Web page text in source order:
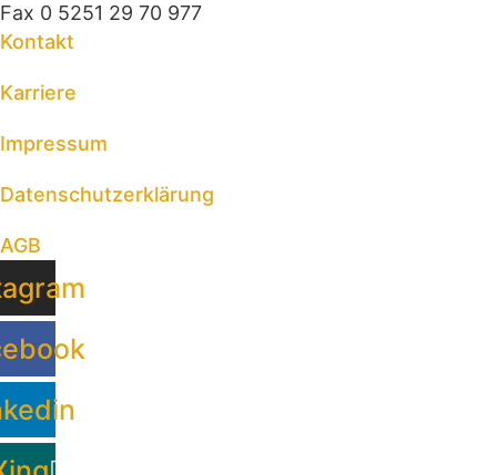
Fax 0 5251 29 70 977
Kontakt
Karriere
Impressum
Datenschutzerklärung
AGB